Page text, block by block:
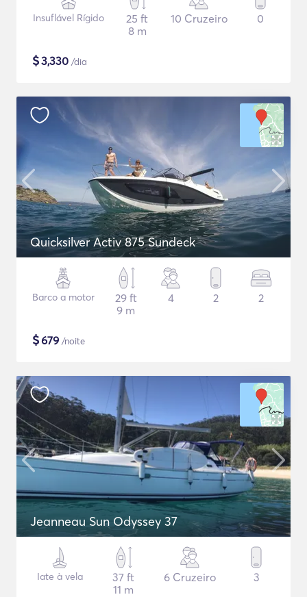
Insuflável Rígido
25 ft
8 m
10 Cruzeiro 0
$3,330 /dia
Quicksilver Activ 875 Sundeck
Barco a motor
29 ft
9 m
4 2 2
$679 /noite
Jeanneau Sun Odyssey 37
Iate à vela
37 ft
11 m
6 Cruzeiro 3